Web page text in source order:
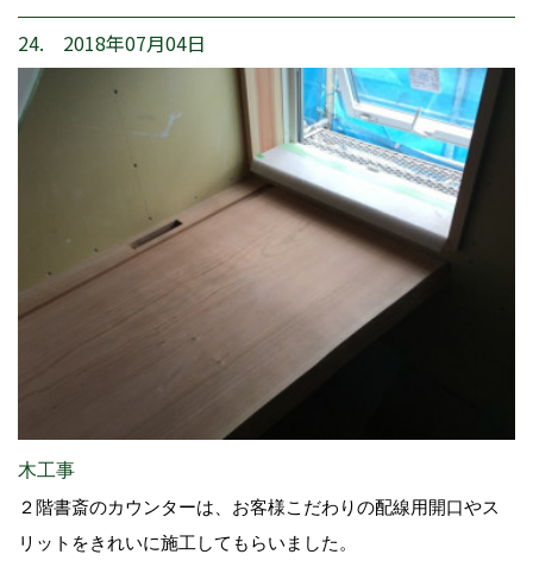
24. 2018年07月04日
木工事
２階書斎のカウンターは、お客様こだわりの配線用開口やス
リットをきれいに施工してもらいました。